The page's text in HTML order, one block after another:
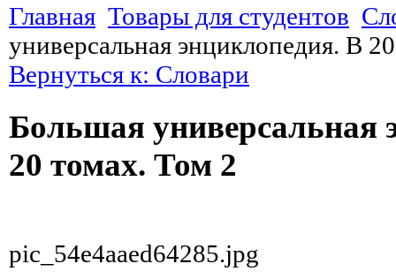
Главная Товары для студентов
универсальная энциклопедия. В
Вернуться к: Словари
Большая универсальная
20 томах. Том 2
pic_54e4aaed64285.jpg